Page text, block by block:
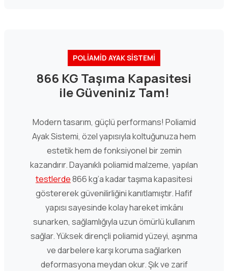
POLİAMİD AYAK SİSTEMİ
866 KG Taşıma Kapasitesi
ile Güveniniz Tam!
Modern tasarım, güçlü performans! Poliamid
Ayak Sistemi, özel yapısıyla koltuğunuza hem
estetik hem de fonksiyonel bir zemin
kazandırır. Dayanıklı poliamid malzeme, yapılan
testlerde866 kg’a kadar taşıma kapasitesi
göstererek güvenilirliğini kanıtlamıştır. Hafif
yapısı sayesinde kolay hareket imkânı
sunarken, sağlamlığıyla uzun ömürlü kullanım
sağlar. Yüksek dirençli poliamid yüzeyi, aşınma
ve darbelere karşı koruma sağlarken
deformasyona meydan okur. Şık ve zarif